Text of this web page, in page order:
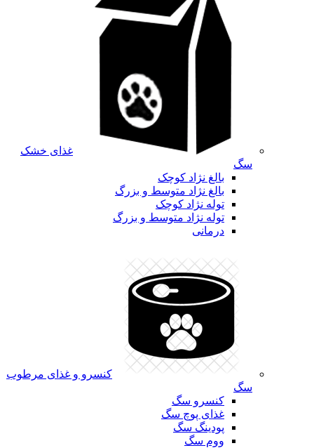
غذای خشک
سگ
بالغ نژاد کوچک
بالغ نژاد متوسط و بزرگ
توله نژاد کوچک
توله نژاد متوسط و بزرگ
درمانی
کنسرو و غذای مرطوب
سگ
کنسرو سگ
غذای پوچ سگ
پودینگ سگ
ووم سگ